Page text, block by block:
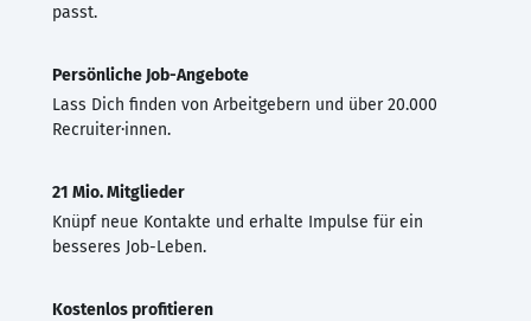
passt.
Persönliche Job-Angebote
Lass Dich finden von Arbeitgebern und über 20.000
Recruiter·innen.
21 Mio. Mitglieder
Knüpf neue Kontakte und erhalte Impulse für ein
besseres Job-Leben.
Kostenlos profitieren